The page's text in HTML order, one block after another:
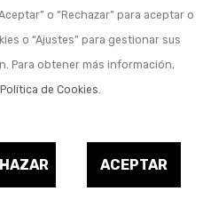
o “Rechazar” para aceptar o
o “Ajustes” para gestionar sus
Para obtener más información,
Política de Cookies.
ACEPTAR
de